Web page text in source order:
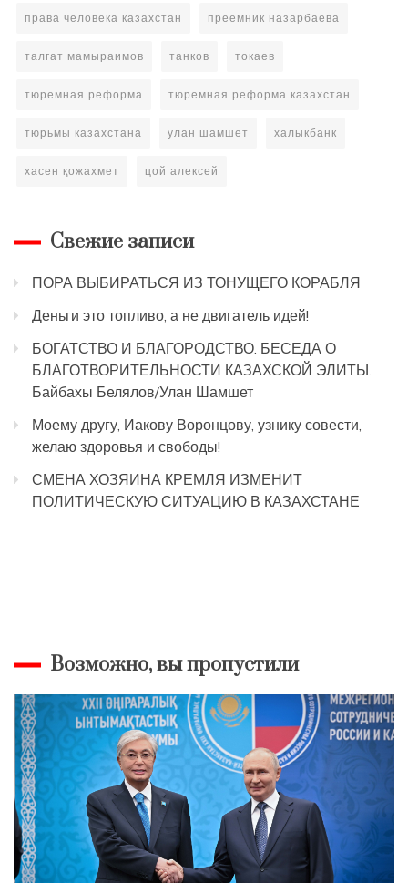
права человека казахстан преемник назарбаева
талгат мамыраимов танков токаев
тюремная реформа тюремная реформа казахстан
тюрьмы казахстана улан шамшет халыкбанк
хасен қожахмет цой алексей
Свежие записи
ПОРА ВЫБИРАТЬСЯ ИЗ ТОНУЩЕГО КОРАБЛЯ
Деньги это топливо, а не двигатель идей!
БОГАТСТВО И БЛАГОРОДСТВО. БЕСЕДА О
БЛАГОТВОРИТЕЛЬНОСТИ КАЗАХСКОЙ ЭЛИТЫ.
Байбахы Белялов/Улан Шамшет
Моему другу, Иакову Воронцову, узнику совести,
желаю здоровья и свободы!
СМЕНА ХОЗЯИНА КРЕМЛЯ ИЗМЕНИТ
ПОЛИТИЧЕСКУЮ СИТУАЦИЮ В КАЗАХСТАНЕ
Возможно, вы пропустили